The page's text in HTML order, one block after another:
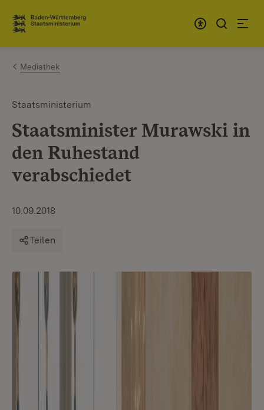
Zum Inhalt springen
Link zur Startseite
Mediathek
Staatsministerium
Staatsminister Murawski in
den Ruhestand
verabschiedet
10.09.2018
Teilen